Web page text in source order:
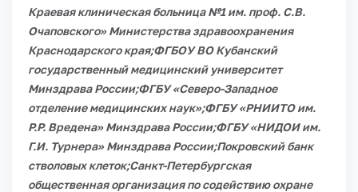
Краевая клиническая больница №1 им. проф. С.В.
Очаповского» Министерства здравоохранения
Краснодарского края;ФГБОУ ВО Кубанский
государственный медицинский университет
Минздрава России;ФГБУ «Северо-Западное
отделение медицинских наук»;ФГБУ «РНИИТО им.
Р.Р. Вредена» Минздрава России;ФГБУ «НИДОИ им.
Г.И. Турнера» Минздрава России;Покровский банк
стволовых клеток;Санкт-Петербургская
общественная организация по содействию охране